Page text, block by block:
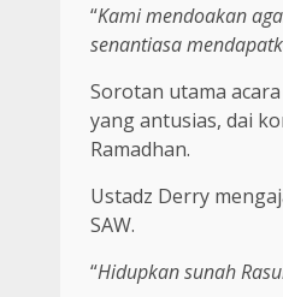
“Kami mendoakan
senantiasa
Sorotan utama
yang antusias, dai
Ramadhan.
Ustadz Derry
SAW.
“Hidupkan sunah